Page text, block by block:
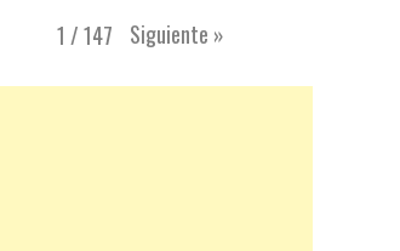
1 / 147 Siguiente »